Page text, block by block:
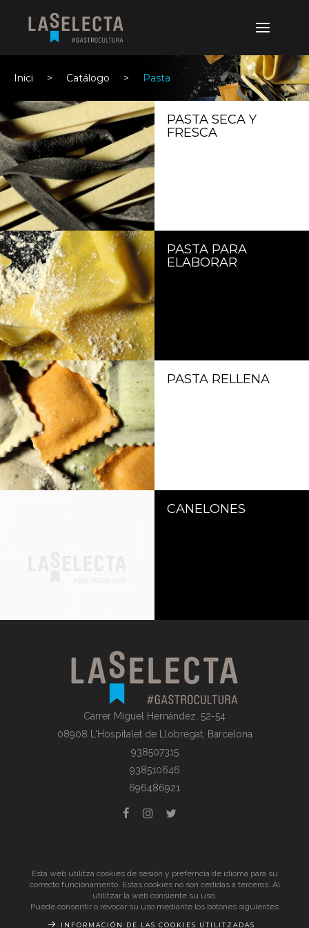
Inici Catálogo Pasta
PASTA SECA Y
FRESCA
PASTA PARA
ELABORAR
PASTA RELLENA
CANELONES
Carrer Miguel Hernández, 52-54
08908 L'Hospitalet de Llobregat, Barcelona
938507315
938510646
696486921
reservados
Esta web utilitza cookies de sesión y preferncia de idioma para su
correcto funcionamento. Estas cookies no son cedidas a terceros. Al
utilitzar la web consiente su uso.
Puede consentir o revocar su uso mediante los botones siguientes
INFORMACIÓN DE LAS COOKIES UTILITZADAS